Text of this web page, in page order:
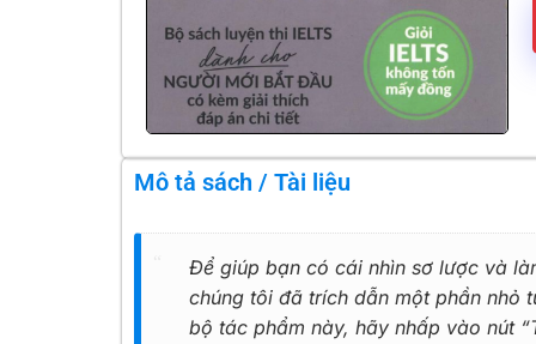
Mô tả sách / Tài liệu
Để giúp bạn có cái nhìn sơ lược và
chúng tôi đã trích dẫn một phần nhỏ
bộ tác phẩm này, hãy nhấp vào nút